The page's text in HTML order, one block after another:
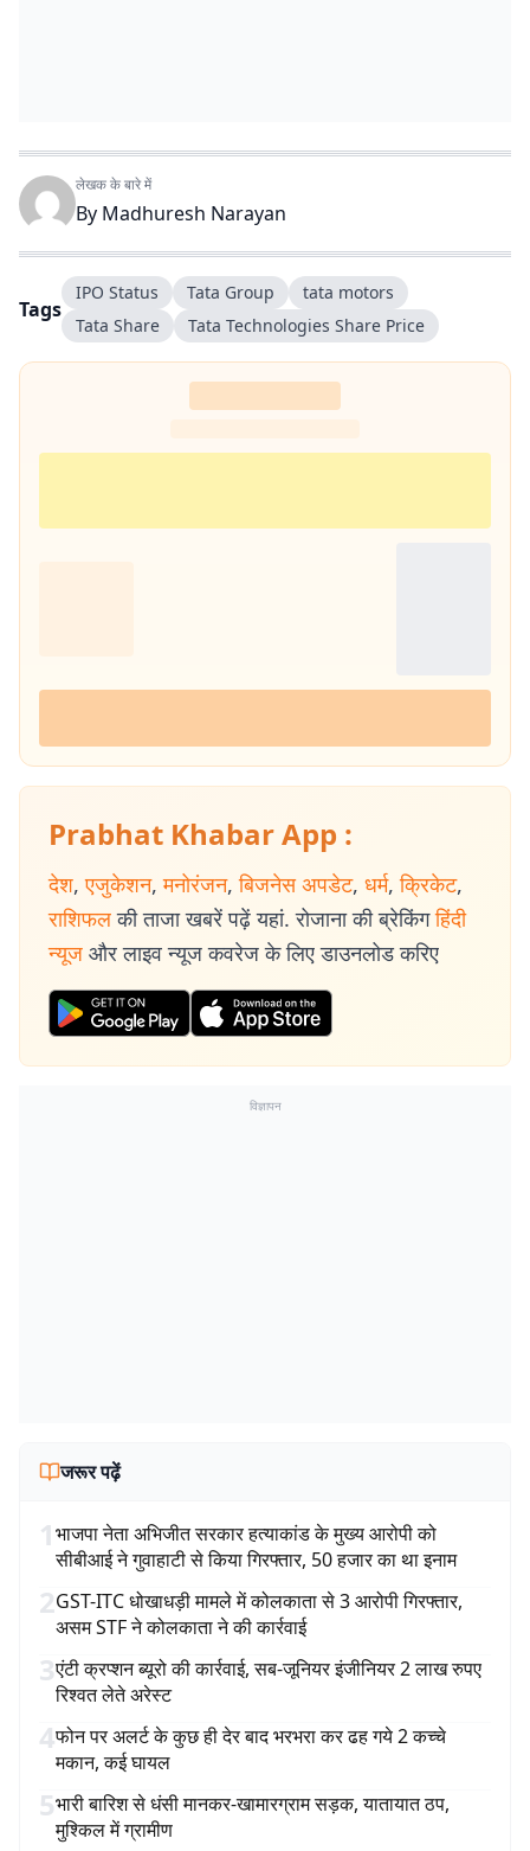
लेखक के बारे में
By Madhuresh Narayan
Tags
IPO Status Tata Group
tata motors
Tata Share
Tata Technologies Share Price
Prabhat Khabar App :
देश, एजुकेशन, मनोरंजन, बिजनेस अपडेट, धर्म, क्रिकेट,
राशिफल की ताजा खबरें पढ़ें यहां. रोजाना की ब्रेकिंग हिंदी
न्यूज और लाइव न्यूज कवरेज के लिए डाउनलोड करिए
विज्ञापन
जरूर पढ़ें
1भाजपा नेता अभिजीत सरकार हत्याकांड के मुख्य आरोपी को
सीबीआई ने गुवाहाटी से किया गिरफ्तार, 50 हजार का था इनाम
2GST-ITC धोखाधड़ी मामले में कोलकाता से 3 आरोपी गिरफ्तार,
असम STF ने कोलकाता ने की कार्रवाई
3एंटी क्रप्शन ब्यूरो की कार्रवाई, सब-जूनियर इंजीनियर 2 लाख रुपए
रिश्वत लेते अरेस्ट
4फोन पर अलर्ट के कुछ ही देर बाद भरभरा कर ढह गये 2 कच्चे
मकान, कई घायल
5भारी बारिश से धंसी मानकर-खामारग्राम सड़क, यातायात ठप,
मुश्किल में ग्रामीण